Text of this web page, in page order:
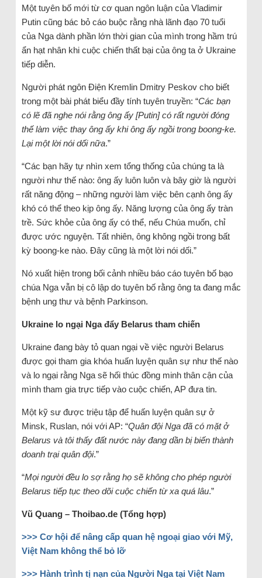
Một tuyên bố mới từ cơ quan ngôn luận của Vladimir
Putin cũng bác bỏ cáo buộc rằng nhà lãnh đạo 70 tuổi
của Nga dành phần lớn thời gian của mình trong hầm trú
ẩn hạt nhân khi cuộc chiến thất bại của ông ta ở Ukraine
tiếp diễn.
Người phát ngôn Điện Kremlin Dmitry Peskov cho biết
trong một bài phát biểu đầy tính tuyên truyền: “Các bạn
có lẽ đã nghe nói rằng ông ấy [Putin] có rất người đóng
thế làm việc thay ông ấy khi ông ấy ngồi trong boong-ke.
Lại một lời nói dối nữa.”
“Các bạn hãy tự nhìn xem tổng thống của chúng ta là
người như thế nào: ông ấy luôn luôn và bây giờ là người
rất năng động – những người làm việc bên cạnh ông ấy
khó có thể theo kịp ông ấy. Năng lượng của ông ấy tràn
trề. Sức khỏe của ông ấy có thể, nếu Chúa muốn, chỉ
được ước nguyện. Tất nhiên, ông không ngồi trong bất
kỳ boong-ke nào. Đây cũng là một lời nói dối.”
Nó xuất hiện trong bối cảnh nhiều báo cáo tuyên bố bạo
chúa Nga vẫn bị cô lập do tuyên bố rằng ông ta đang mắc
bệnh ung thư và bệnh Parkinson.
Ukraine lo ngại Nga đẩy Belarus tham chiến
Ukraine đang bày tỏ quan ngại về việc người Belarus
được gọi tham gia khóa huấn luyện quân sự như thế nào
và lo ngại rằng Nga sẽ hối thúc đồng minh thân cận của
mình tham gia trực tiếp vào cuộc chiến, AP đưa tin.
Một kỹ sư được triệu tập để huấn luyện quân sự ở
Minsk, Ruslan, nói với AP: “Quân đội Nga đã có mặt ở
Belarus và tôi thấy đất nước này đang dần bị biến thành
doanh trại quân đội.”
“Mọi người đều lo sợ rằng họ sẽ không cho phép người
Belarus tiếp tục theo dõi cuộc chiến từ xa quá lâu.”
Vũ Quang – Thoibao.de (Tổng hợp)
>>> Cơ hội để nâng cấp quan hệ ngoại giao với Mỹ,
Việt Nam không thể bỏ lỡ
>>> Hành trình tị nạn của Người Nga tại Việt Nam